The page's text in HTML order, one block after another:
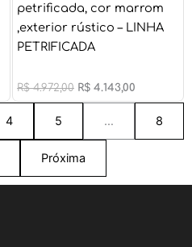
petrificada, cor marrom
,exterior rústico – LINHA
PETRIFICADA
R$4.972,00 R$ 4.143,00
4 5 … 8
Próxima